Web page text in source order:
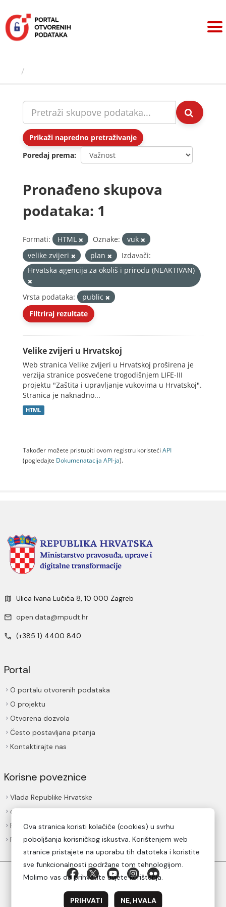
sadržaj
Prikaži napredno pretraživanje
Poredaj prema
Pronađeno skupova
podataka: 1
Formati: HTML Oznake:
vuk
velike zvijeri
plan
Izdavači:
Hrvatska agencija za okoliš i prirodu (NEAKTIVAN)
Vrsta podataka:
public
Filtriraj rezultate
Velike zvijeri u Hrvatskoj
Web stranica Velike zvijeri u Hrvatskoj proširena je
verzija stranice posvećene trogodišnjem LIFE-III
projektu "Zaštita i upravljanje vukovima u Hrvatskoj".
Stranica je naknadno...
HTML
Također možete pristupiti ovom registru koristeći API
(pogledajte Dokumenаtаcijа API-jа).